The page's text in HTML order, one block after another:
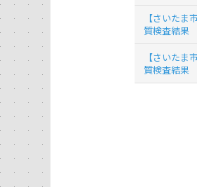
【さいたま
質検査結果
【さいたま
質検査結果